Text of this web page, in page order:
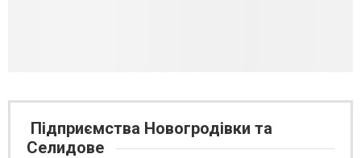
Підприємства Новогродівки та
Селидове